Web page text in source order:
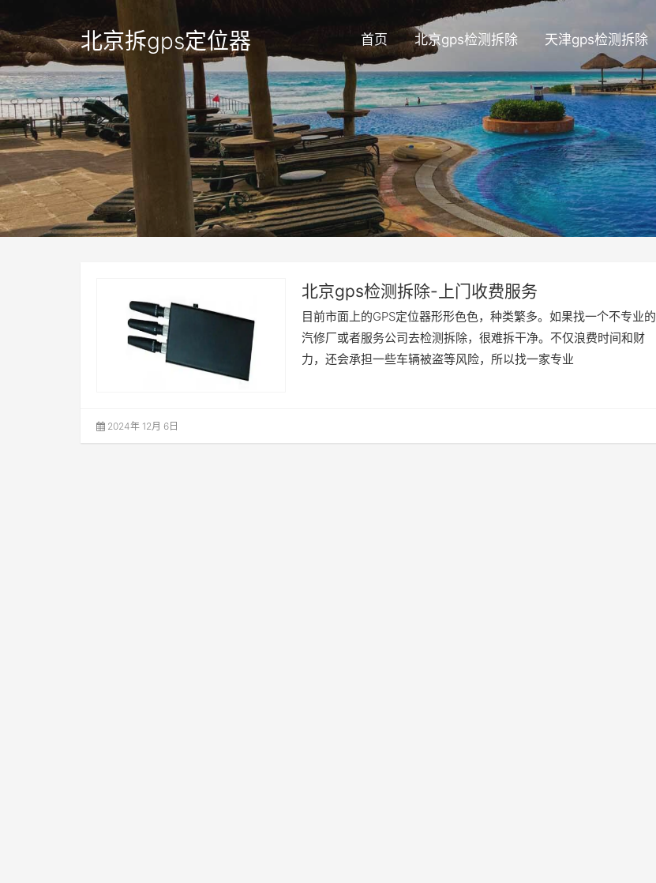
北京拆gps定位器 首页 北京gps检测拆除 天津gps检测拆除
北京gps检测拆除-上门收费服务
目前市面上的GPS定位器形形色色，种类繁多。如果找一个不专业的
汽修厂或者服务公司去检测拆除，很难拆干净。不仅浪费时间和财
力，还会承担一些车辆被盗等风险，所以找一家专业
2024年 12月 6日